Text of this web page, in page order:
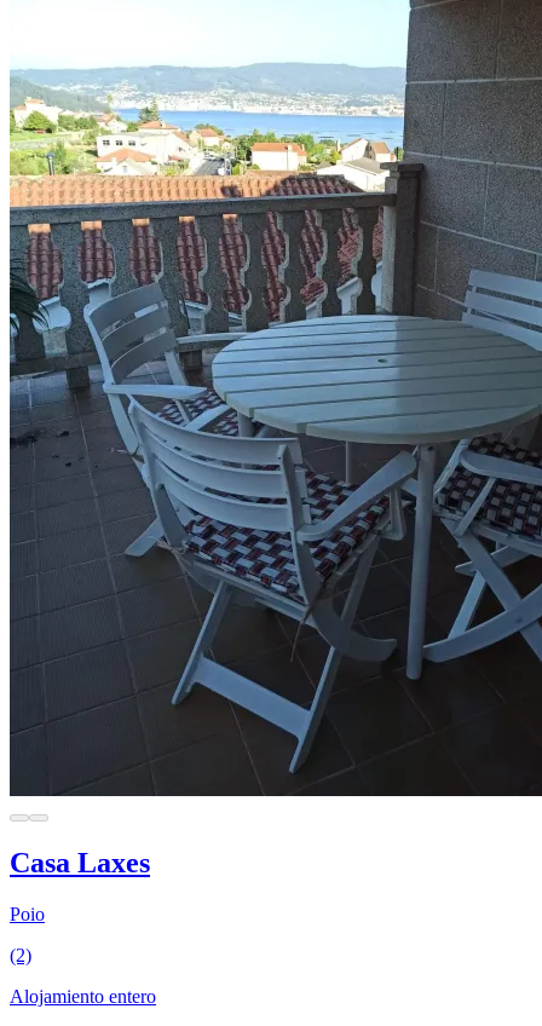
Casa Laxes
Poio
(2)
Alojamiento entero